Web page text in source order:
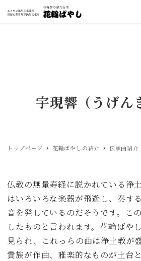
宇現響（うげん
トップページ 花輪ばやしの紹介 伝承曲紹介
仏教の無量寿経に説かれている浄
はいろいろな楽器が飛遊し、奏す
音を発しているのだそうです。こ
したものと言われます。花輪ばや
見られ、これっらの曲は浄土教が
貴族が作曲、雅楽的なものが土台